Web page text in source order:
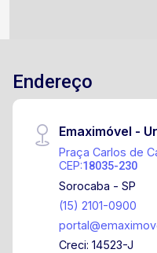
Endereço
Emaximóvel -
Praça Carlos de
CEP:18035-230
Sorocaba - SP
(15) 2101-0900
Creci: 14523-J